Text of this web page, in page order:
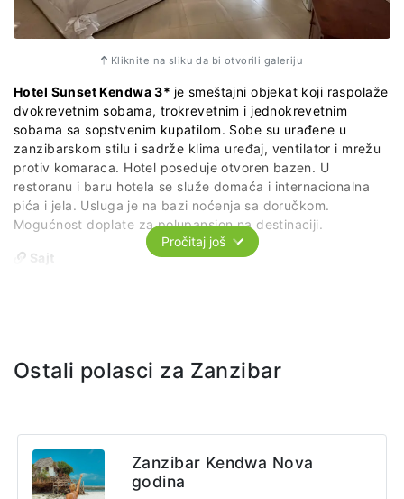
Kliknite na sliku da bi otvorili galeriju
Hotel Sunset Kendwa 3* je smeštajni objekat koji raspolaže
dvokrevetnim sobama, trokrevetnim i jednokrevetnim
sobama sa sopstvenim kupatilom. Sobe su urađene u
zanzibarskom stilu i sadrže klima uređaj, ventilator i mrežu
protiv komaraca. Hotel poseduje otvoren bazen. U
restoranu i baru hotela se služe domaća i internacionalna
pića i jela. Usluga je na bazi noćenja sa doručkom.
Mogućnost doplate za polupansion na destinaciji.
Sajt
Pročitaj još
Ostali polasci za Zanzibar
Zanzibar Kendwa Nova
godina